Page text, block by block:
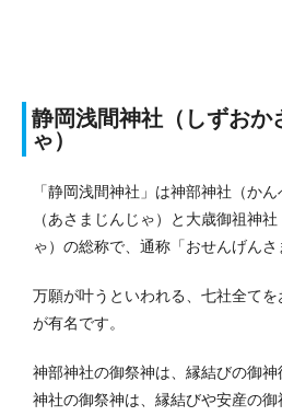
静岡浅間神社（しずおか
ゃ）
「静岡浅間神社」は神部神社（か
（あさまじんじゃ）と大歳御祖神
ゃ）の総称で、通称「おせんげんさ
万願が叶うといわれる、七社全てを
が有名です。
神部神社の御祭神は、縁結びの御
神社の御祭神は、縁結びや安産の御